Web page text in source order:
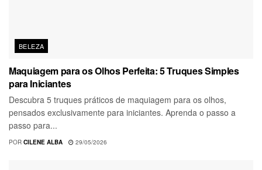
BELEZA
Maquiagem para os Olhos Perfeita: 5 Truques Simples
para Iniciantes
Descubra 5 truques práticos de maquiagem para os olhos,
pensados exclusivamente para iniciantes. Aprenda o passo a
passo para...
POR CILENE ALBA 29/05/2026